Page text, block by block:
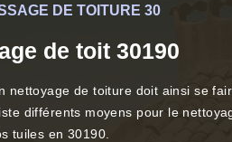
DE TOITURE 30
de toit 30190
de toiture doit ainsi se
différents moyens pour le
tuiles en 30190.